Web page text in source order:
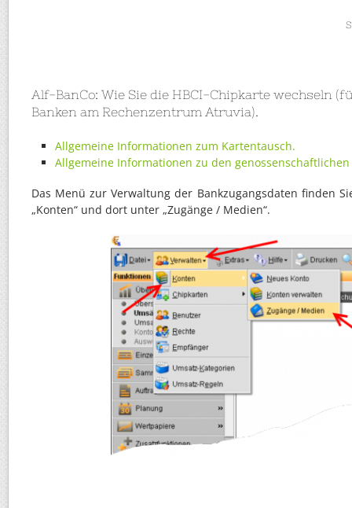
Alf-BanCo: Wie Sie die HBCI-Chipkarte wechseln
Banken am Rechenzentrum Atruvia).
Allgemeine Informationen zum Kartentausch.
Allgemeine Informationen zu den
Das Menü zur Verwaltung der Bankzugangsdaten finden
„Konten“ und dort unter „Zugänge / Medien“.